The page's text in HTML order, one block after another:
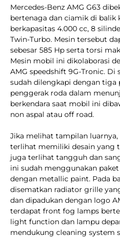
Mercedes-Benz AMG G63
bertenaga dan ciamik di balik
berkapasitas 4.000 cc, 8
Twin-Turbo. Mesin tersebut
sebesar 585 Hp serta torsi
Mesin mobil ini dikolaborasi
AMG speedshift 9G-Tronic. Di
sudah dilengkapi dengan tiga
penggerak roda dalam
berkendara saat mobil ini
non aspal atau off road.
Jika melihat tampilan luarnya,
terlihat memiliki desain yang
juga terlihat tangguh dan
ini sudah menggunakan
dengan metallic paint. Pada
disematkan radiator grille
dan dipadukan dengan logo
terdapat front fog lamps
light function dan lampu
mendukung cleaning system